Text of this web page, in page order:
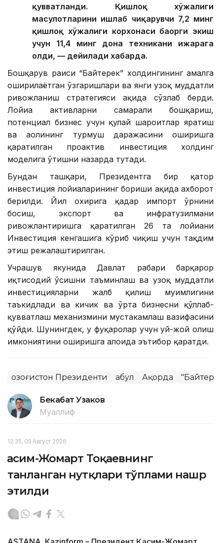
қувватланди. Қишлоқ хўжалиги
маҳсулотларини ишлаб чиқарувчи 7,2 минг
қишлоқ хўжалиги корхонаси баҳорги экиш
учун 11,4 минг дона техникани ижарага
олди, — дейилади хабарда.
Бошқарув раиси “Байтерек” холдингининг амалга
оширилаётган ўзгаришлари ва янги узоқ муддатли
ривожланиш стратегияси ҳақида сўзлаб берди.
Лойиҳа активларни самарали бошқариш,
потенциал бизнес учун қулай шароитлар яратиш
ва аҳолининг турмуш даражасини оширишга
қаратилган проактив инвестиция холдинг
моделига ўтишни назарда тутади.
Бундан ташқари, Президентга бир қатор
инвестиция лойиҳаларининг бориши ҳақида ахборот
берилди. Йил охирига қадар импорт ўрнини
босиш, экспорт ва инфратузилмани
ривожлантиришга қаратилган 26 та лойиҳани
Инвестиция кенгашига кўриб чиқиш учун тақдим
этиш режалаштирилган.
Учрашув якунида Давлат раҳбари барқарор
иқтисодий ўсишни таъминлаш ва узоқ муддатли
инвестицияларни жалб қилиш муҳимлигини
таъкидлади ва кичик ва ўрта бизнесни қўллаб-
қувватлаш механизмини мустаҳкамлаш вазифасини
қўйди. Шунингдек, у фуқаролар учун уй-жой олиш
имкониятини оширишга алоҳида эътибор қаратди.
Қозоғистон Президенти Қабул Ақорда
Бекабат Узаков
Муаллиф
12:35, 05 Август 2026
Қасим-Жомарт Тоқаевнинг
танланган нутқлари тўплами нашр
этилди